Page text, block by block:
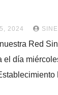
2024
Red
el día